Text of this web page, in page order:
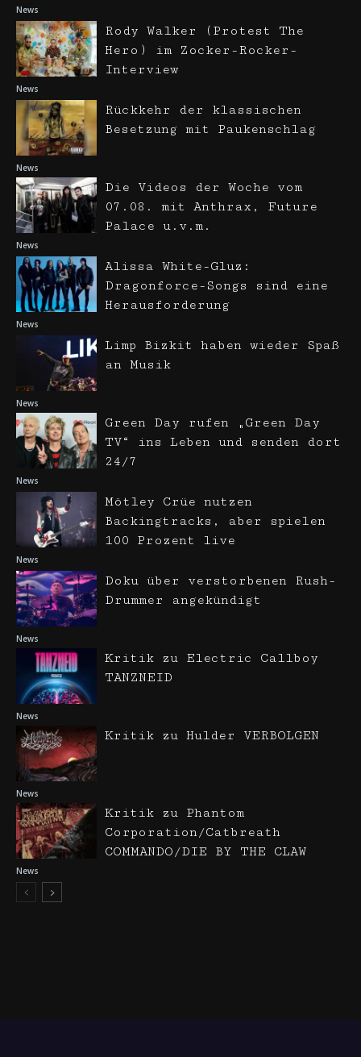
News
News
Rody Walker (Protest The
Hero) im Zocker-Rocker-
Interview
News
Rückkehr der klassischen
Besetzung mit Paukenschlag
News
Die Videos der Woche vom
07.08. mit Anthrax, Future
Palace u.v.m.
News
Alissa White-Gluz:
Dragonforce-Songs sind eine
Herausforderung
News
Limp Bizkit haben wieder Spaß
an Musik
News
Green Day rufen „Green Day
TV“ ins Leben und senden dort
24/7
News
Mötley Crüe nutzen
Backingtracks, aber spielen
100 Prozent live
News
Doku über verstorbenen Rush-
Drummer angekündigt
News
Kritik zu Electric Callboy
TANZNEID
News
Kritik zu Hulder VERBOLGEN
News
Kritik zu Phantom
Corporation/Catbreath
COMMANDO/DIE BY THE CLAW